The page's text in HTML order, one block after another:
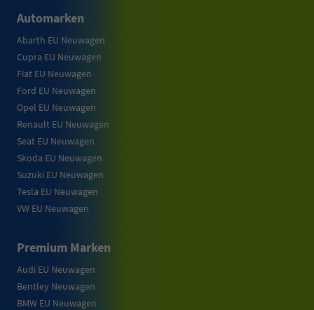
Automarken
Abarth EU Neuwagen
Cupra EU Neuwagen
Fiat EU Neuwagen
Ford EU Neuwagen
Opel EU Neuwagen
Renault EU Neuwagen
Seat EU Neuwagen
Skoda EU Neuwagen
Suzuki EU Neuwagen
Tesla EU Neuwagen
VW EU Neuwagen
Premium Marken
Audi EU Neuwagen
Bentley Neuwagen
BMW EU Neuwagen